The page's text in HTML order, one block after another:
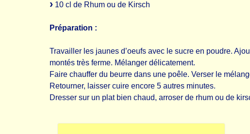
10 cl de Rhum ou de Kirsch
Préparation :
Travailler les jaunes d’oeufs avec le sucre en poudre.
montés très ferme. Mélanger délicatement.
Faire chauffer du beurre dans une poêle. Verser le
Retourner, laisser cuire encore 5 autres minutes.
Dresser sur un plat bien chaud, arroser de rhum ou de